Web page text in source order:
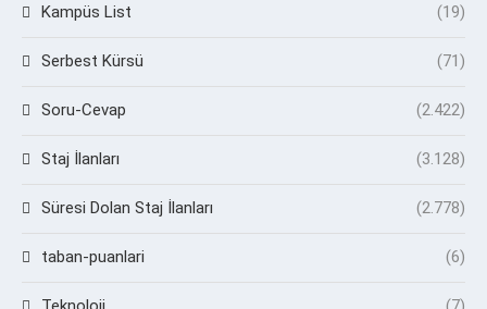
Kampüs List (19)
Serbest Kürsü (71)
Soru-Cevap (2.422)
Staj İlanları (3.128)
Süresi Dolan Staj İlanları (2.778)
taban-puanlari (6)